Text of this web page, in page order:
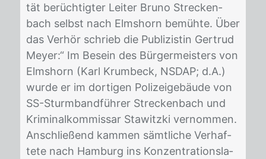
tät be­rüch­tig­ter Lei­ter Bru­no Stre­cken­
bach selbst nach Elms­horn be­müh­te. Über
das Ver­hör schrieb die Pu­bli­zis­tin Ger­trud
Mey­er:“ Im Be­sein des Bür­ger­meis­ters von
Elms­horn (Karl Krum­beck, NS­DAP; d.A.)
wur­de er im dor­ti­gen Po­li­zei­ge­bäu­de von
SS-Sturm­band­füh­rer Stre­cken­bach und
Kri­mi­nal­kom­mis­sar Sta­witz­ki ver­nom­men.
An­schlie­ßend kam­men sämt­li­che Ver­haf­
te­te nach Ham­burg ins Kon­zen­tra­ti­ons­la­